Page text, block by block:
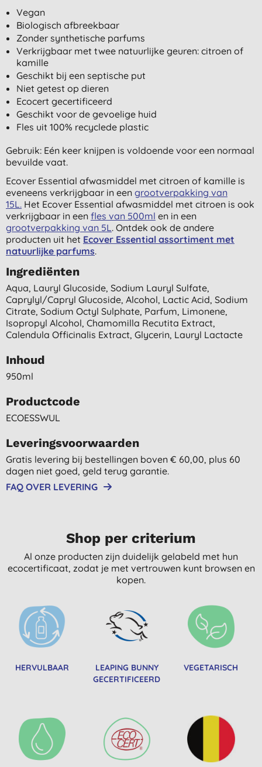
Vegan
Biologisch afbreekbaar
Zonder synthetische parfums
Verkrijgbaar met twee natuurlijke geuren: citroen of
kamille
Geschikt bij een septische put
Niet getest op dieren
Ecocert gecertificeerd
Geschikt voor de gevoelige huid
Fles uit 100% recyclede plastic
Gebruik: Eén keer knijpen is voldoende voor een normaal
bevuilde vaat.
Ecover Essential afwasmiddel met citroen of kamille is
eveneens verkrijgbaar in een grootverpakking van
15L. Het Ecover Essential afwasmiddel met citroen is ook
verkrijgbaar in een fles van 500ml en in een
grootverpakking van 5L. Ontdek ook de andere
producten uit het Ecover Essential assortiment met
natuurlijke parfums.
Ingrediënten
Aqua, Lauryl Glucoside, Sodium Lauryl Sulfate,
Caprylyl/capryl Glucoside, Alcohol, Lactic Acid, Sodium
Citrate, Sodium Octyl Sulphate, Parfum, Limonene,
Isopropyl Alcohol, Chamomilla Recutita Extract,
Calendula Officinalis Extract, Glycerin, Lauryl Lactacte
Inhoud
950ml
Productcode
ECOESSWUL
Leveringsvoorwaarden
Gratis levering bij bestellingen boven € 60,00, plus 60
dagen niet goed, geld terug garantie.
FAQ OVER LEVERING
Shop per criterium
Al onze producten zijn duidelijk gelabeld met hun
ecocertificaat, zodat je met vertrouwen kunt browsen en
kopen.
HERVULBAAR
LEAPING BUNNY
GECERTIFICEERD
VEGETARISCH